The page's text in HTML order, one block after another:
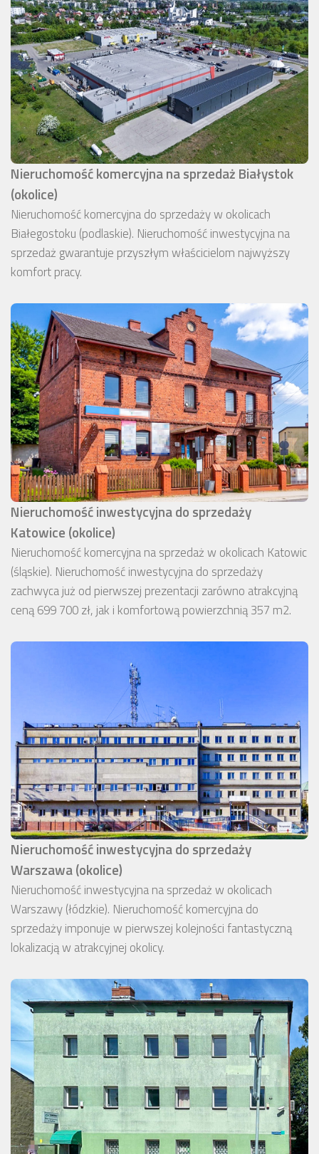
Nieruchomość komercyjna na sprzedaż Białystok
(okolice)
Nieruchomość komercyjna do sprzedaży w okolicach
Białegostoku (podlaskie). Nieruchomość inwestycyjna na
sprzedaż gwarantuje przyszłym właścicielom najwyższy
komfort pracy.
Nieruchomość inwestycyjna do sprzedaży
Katowice (okolice)
Nieruchomość komercyjna na sprzedaż w okolicach Katowic
(śląskie). Nieruchomość inwestycyjna do sprzedaży
zachwyca już od pierwszej prezentacji zarówno atrakcyjną
ceną 699 700 zł, jak i komfortową powierzchnią 357 m2.
Nieruchomość inwestycyjna do sprzedaży
Warszawa (okolice)
Nieruchomość inwestycyjna na sprzedaż w okolicach
Warszawy (łódzkie). Nieruchomość komercyjna do
sprzedaży imponuje w pierwszej kolejności fantastyczną
lokalizacją w atrakcyjnej okolicy.